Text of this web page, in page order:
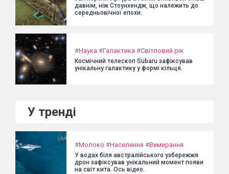
давнім, ніж Стоунхендж, що належить до
середньовічної епохи.
#Наука #Галактика #Світловий рік
Космічний телескоп Subaru зафіксував
унікальну галактику у формі кільця.
У тренді
#Молоко #Населення #Вимирання
У водах біля австралійського узбережжя
дрон зафіксував унікальний момент появи
на світ кита. Ось відео.